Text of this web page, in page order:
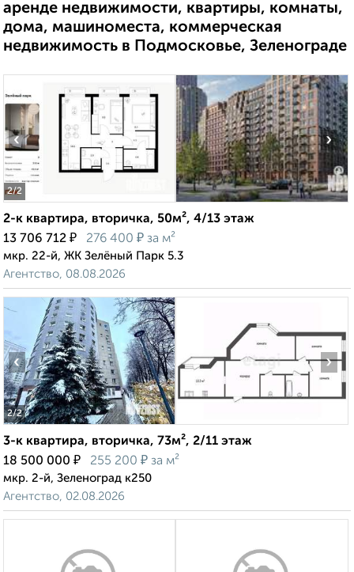
аренде недвижимости, квартиры, комнаты,
дома, машиноместа, коммерческая
недвижимость в Подмосковье, Зеленограде
2/2
‹ ›
2-к квартира, вторичка, 50м², 4/13 этаж
13 706 712 ₽ 276 400 ₽ за м²
мкр. 22-й, ЖК Зелёный Парк 5.3
Агентство, 08.08.2026
2/2
‹ ›
3-к квартира, вторичка, 73м², 2/11 этаж
18 500 000 ₽ 255 200 ₽ за м²
мкр. 2-й, Зеленоград к250
Агентство, 02.08.2026